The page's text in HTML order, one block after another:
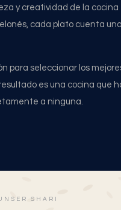
y creatividad de la cocina
cada plato cuenta una
para seleccionar los
es una cocina que
a ninguna.
SHARI